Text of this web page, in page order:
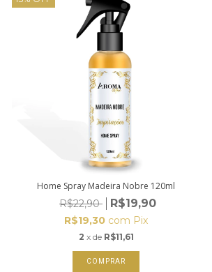
Home Spray Madeira Nobre 120ml
R$22,90 R$19,90
R$19,30 com Pix
2 x de R$11,61